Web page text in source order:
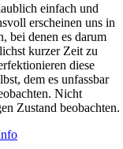
einfach und
erscheinen uns in
bei denen es darum
kurzer Zeit zu
diese
dem es unfassbar
Nicht
Zustand beobachten.